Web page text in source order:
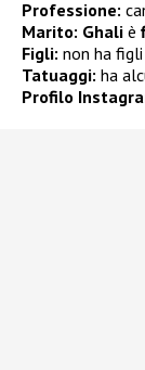
Professione:
Marito: Ghali è
Figli: non ha figli
Tatuaggi: ha
Profilo